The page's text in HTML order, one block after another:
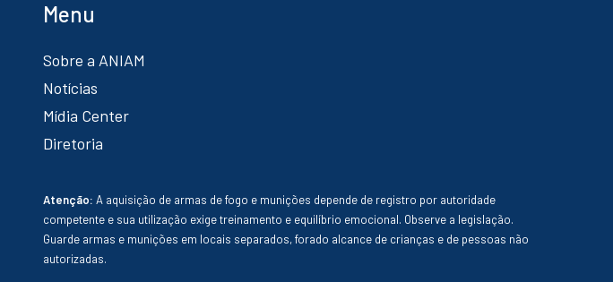
Menu
Sobre a ANIAM
Notícias
Mídia Center
Diretoria
Atenção: A aquisição de armas de fogo e munições depende de registro por autoridade
competente e sua utilização exige treinamento e equilíbrio emocional. Observe a legislação.
Guarde armas e munições em locais separados, forado alcance de crianças e de pessoas não
autorizadas.